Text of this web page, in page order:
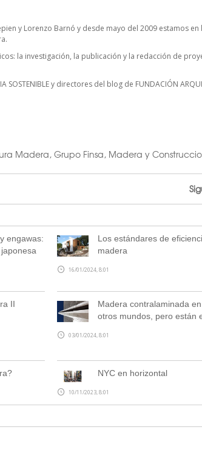
y Lorenzo Barnó y desde mayo del 2009 estamos
la investigación, la publicación y la redacción de
SOSTENIBLEy directores del blog de FUNDACIÓN
Madera, Grupo Finsa, Madera y
engawas:
Los estándares de
madera
16/01/2024, 8:01
II
Madera contralaminada
otros mundos, pero están
03/01/2024, 8:01
NYC en horizontal
10/11/2023, 8:01